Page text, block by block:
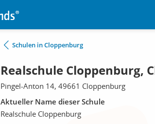
Schulen in Cloppenburg
Realschule Cloppenburg,
Pingel-Anton 14, 49661 Cloppenburg
Aktueller Name dieser Schule
Realschule Cloppenburg